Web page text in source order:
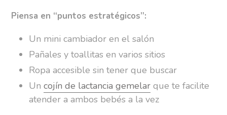
Piensa en “puntos estratégicos”:
Un mini cambiador en el salón
Pañales y toallitas en varios sitios
Ropa accesible sin tener que buscar
Un cojín de lactancia gemelar que te facilite
atender a ambos bebés a la vez